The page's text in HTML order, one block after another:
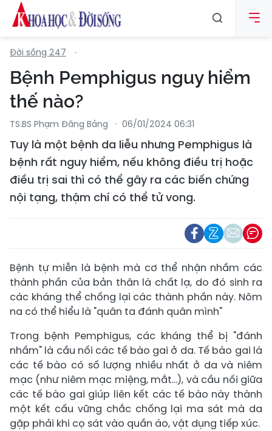
Đời sống 247
Bệnh Pemphigus nguy hiểm
thế nào?
TS.BS Phạm Đăng Bảng 06/01/2024 06:31
Tuy là một bệnh da liễu nhưng Pemphigus là
bệnh rất nguy hiểm, nếu không điều trị hoặc
điều trị sai thì có thể gây ra các biến chứng
nội tạng, thậm chí có thể tử vong.
Bệnh tự miễn là bệnh mà cơ thể nhận nhầm các
thành phần của bản thân là chất lạ, do đó sinh ra
các kháng thể chống lại các thành phần này. Nôm
na có thể hiểu là "quân ta đánh quân mình"
Trong bệnh Pemphigus, các kháng thể bị "đánh
nhầm" là cầu nối các tế bào gai ở da. Tế bào gai là
các tế bào có số lượng nhiều nhất ở da và niêm
mạc (như niêm mạc miệng, mắt...), và cầu nối giữa
các tế bào gai giúp liên kết các tế bào này thành
một kết cấu vững chắc chống lại ma sát mà da
gặp phải khi cọ sát vào quần áo, vật dụng tiếp xúc.